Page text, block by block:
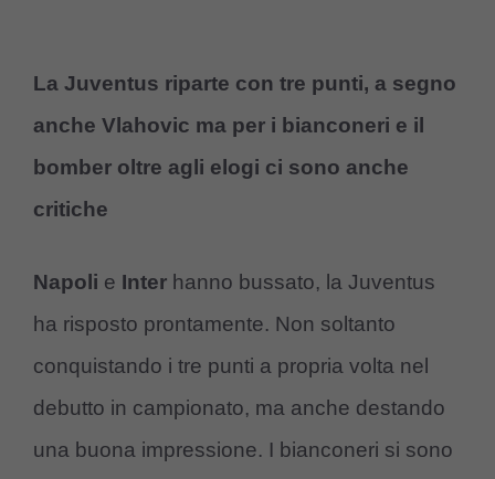
La Juventus riparte con tre punti, a segno
anche Vlahovic ma per i bianconeri e il
bomber oltre agli elogi ci sono anche
critiche
Napoli e Inter hanno bussato, la Juventus
ha risposto prontamente. Non soltanto
conquistando i tre punti a propria volta nel
debutto in campionato, ma anche destando
una buona impressione. I bianconeri si sono